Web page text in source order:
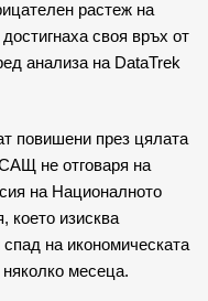
растеж на
своя връх от
анализа на DataTrek
повишени през цялата
не отговаря на
на Националното
което изисква
на икономическата
месеца.